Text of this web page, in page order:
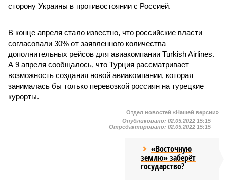
сторону Украины в противостоянии с Россией.
В конце апреля стало известно, что российские власти
согласовали 30% от заявленного количества
дополнительных рейсов для авиакомпании Turkish Airlines.
А 9 апреля сообщалось, что Турция рассматривает
возможность создания новой авиакомпании, которая
занималась бы только перевозкой россиян на турецкие
курорты.
Отдел новостей «Нашей версии»
Опубликовано: 02.05.2022 15:15
Отредактировано: 02.05.2022 15:15
«Восточную
землю» заберёт
государство?